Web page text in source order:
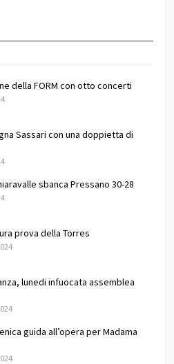
della FORM con otto concerti
Sassari con una doppietta di
sbanca Pressano 30-28
prova della Torres
lunedi infuocata assemblea
guida all’opera per Madama